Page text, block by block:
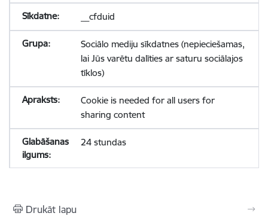
__cfduid
Sociālo mediju sīkdatnes (nepieciešamas,
lai Jūs varētu dalīties ar saturu sociālajos
tīklos)
Cookie is needed for all users for
sharing content
24 stundas
Drukāt lapu